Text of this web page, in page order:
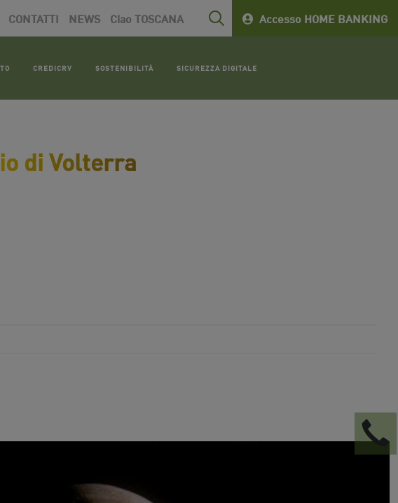
Accesso HOME BANKING
CONTATTI NEWS Ciao TOSCANA
CREDICRV SOSTENIBILITÀ SICUREZZA DIGITALE
di Volterra